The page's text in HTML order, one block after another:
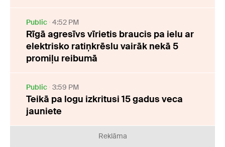
Public 4:52 PM
Rīgā agresīvs vīrietis braucis pa ielu ar
elektrisko ratiņkrēslu vairāk nekā 5
promiļu reibumā
Public 3:59 PM
Teikā pa logu izkritusi 15 gadus veca
jauniete
Reklāma